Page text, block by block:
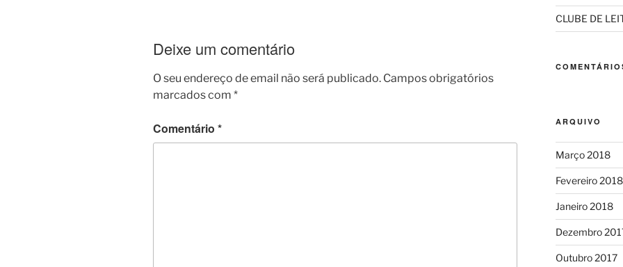
b
o
Deixe um comentário
O seu endereço de email não será publicado. Campos obrigatórios
marcados com *
Comentário *
CLUBE DE
ARQUIVO
Março 2018
Fevereiro 2018
Janeiro 2018
Dezembro
Outubro 2017